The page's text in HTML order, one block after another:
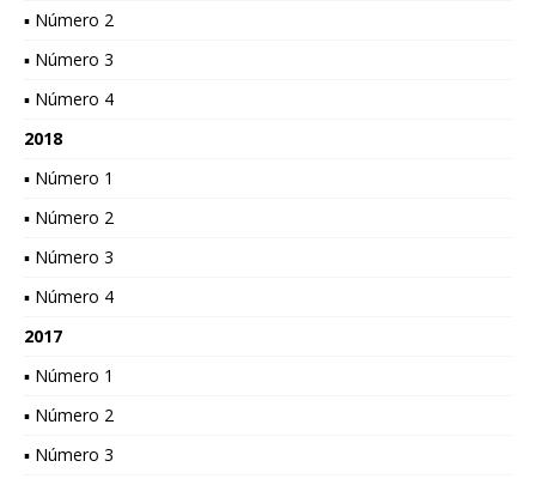
▪ Número 2
▪ Número 3
▪ Número 4
2018
▪ Número 1
▪ Número 2
▪ Número 3
▪ Número 4
2017
▪ Número 1
▪ Número 2
▪ Número 3